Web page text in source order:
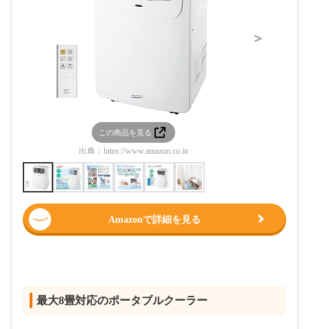
この商品を見る
出典： https://www.amazon.co.jp
＞
Amazonで詳細を見る
最大8畳対応のポータブルクーラー